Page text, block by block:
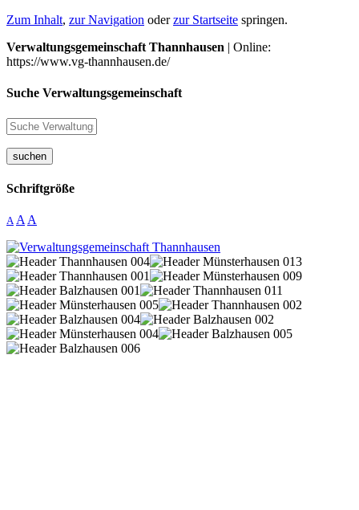
Zum Inhalt, zur Navigation oderzur Startseite springen.
Verwaltungsgemeinschaft Thannhausen | Online:
https://www.vg-thannhausen.de/
Suche Verwaltungsgemeinschaft
suchen
Schriftgröße
A A A